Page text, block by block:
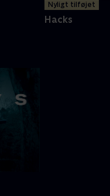
Nyligt tilføjet
Hacks